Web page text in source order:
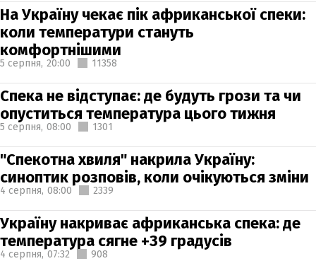
На Україну чекає пік африканської спеки:
коли температури стануть
комфортнішими
5 серпня, 20:00 11358
Спека не відступає: де будуть грози та чи
опуститься температура цього тижня
5 серпня, 08:00 1301
"Спекотна хвиля" накрила Україну:
синоптик розповів, коли очікуються зміни
4 серпня, 08:00 2339
Україну накриває африканська спека: де
температура сягне +39 градусів
4 серпня, 07:32 908